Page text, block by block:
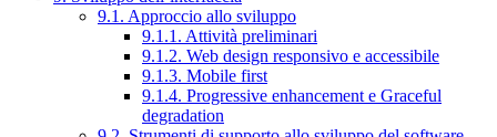
9.1. Approccio allo sviluppo
9.1.1. Attività preliminari
9.1.2. Web design responsivo e accessibile
9.1.3. Mobile first
9.1.4. Progressive enhancement e Graceful
degradation